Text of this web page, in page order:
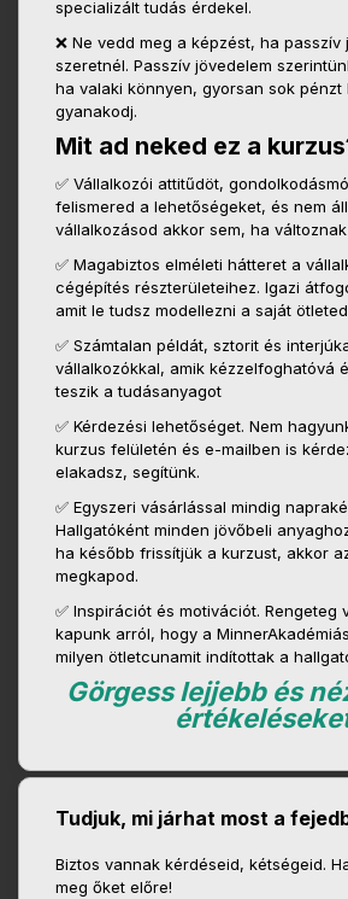
specializált tudás érdekel.
❌ Ne vedd meg a képzést, ha passzív
szeretnél. Passzív jövedelem
ha valaki könnyen, gyorsan sok pénzt
gyanakodj.
Mit ad neked ez a
✅ Vállalkozói attitűdöt,
felismered a lehetőségeket, és nem
vállalkozásod akkor sem, ha
✅ Magabiztos elméleti hátteret a
cégépítés részterületeihez. Igazi
amit le tudsz modellezni a saját
✅ Számtalan példát, sztorit és
vállalkozókkal, amik kézzelfoghatóvá
teszik a tudásanyagot
✅ Kérdezési lehetőséget. Nem
kurzus felületén és e-mailben is
elakadsz, segítünk.
✅ Egyszeri vásárlással mindig
Hallgatóként minden jövőbeli
ha később frissítjük a kurzust, akkor
megkapod.
✅ Inspirációt és motivációt. Rengeteg
kapunk arról, hogy a
milyen ötletcunamit indítottak a
Görgess lejjebb és
Tudjuk, mi járhat most a
Biztos vannak kérdéseid, kétségeid.
meg őket előre!